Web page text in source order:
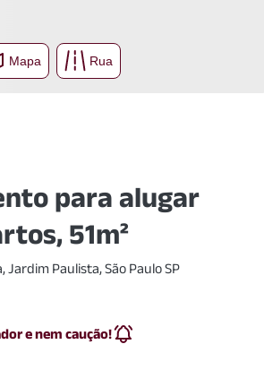
Mapa Rua
para alugar
51m²
Jardim Paulista, São Paulo SP
e nem caução!